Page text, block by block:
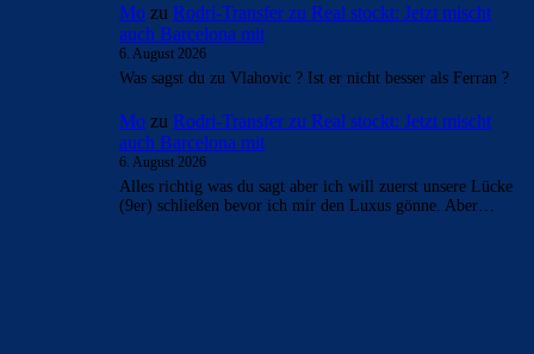
Mo zu Rodri-Transfer zu Real stockt: Jetzt mischt
auch Barcelona mit
6. August 2026
Was sagst du zu Vlahovic ? Ist er nicht besser als Ferran ?
Mo zu Rodri-Transfer zu Real stockt: Jetzt mischt
auch Barcelona mit
6. August 2026
Alles richtig was du sagt aber ich will zuerst unsere Lücke
(9er) schließen bevor ich mir den Luxus gönne. Aber…